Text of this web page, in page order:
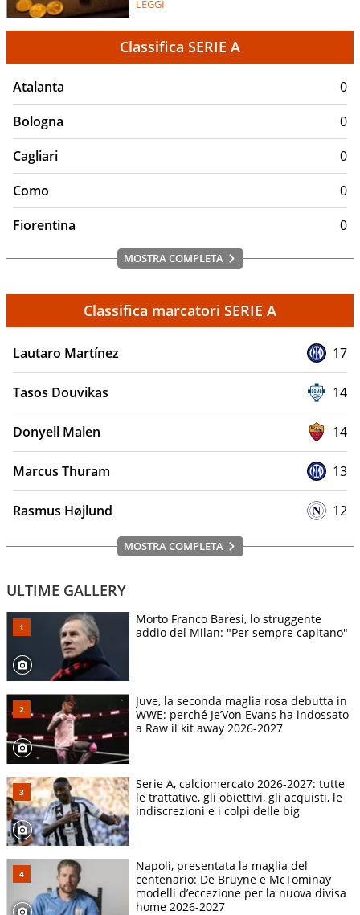
LEGGI
Classifica SERIE A
Atalanta
0
Bologna
0
Cagliari
0
Como
0
Fiorentina
0
MOSTRA COMPLETA
Classifica marcatori SERIE A
Lautaro Martínez 17
Tasos Douvikas 14
Donyell Malen 14
Marcus Thuram 13
Rasmus Højlund 12
MOSTRA COMPLETA
ULTIME GALLERY
Morto Franco Baresi, lo struggente
addio del Milan: "Per sempre capitano"
Juve, la seconda maglia rosa debutta in
WWE: perché Je’Von Evans ha indossato
a Raw il kit away 2026-2027
Serie A, calciomercato 2026-2027: tutte
le trattative, gli obiettivi, gli acquisti, le
indiscrezioni e i colpi delle big
Napoli, presentata la maglia del
centenario: De Bruyne e McTominay
modelli d’eccezione per la nuova divisa
home 2026-2027